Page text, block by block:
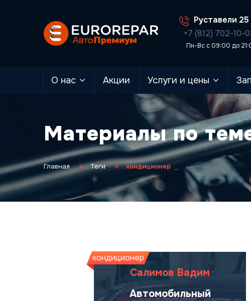
Руставели 25
+7 (812) 702-10-
Пн-Вс с 09:00 до
О нас Акции Услуги и цены
Материалы по
Главная Теги кондиционер
кондиционер
Автор
Салимов Вадим
Автомобильный